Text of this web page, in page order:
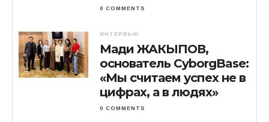
0 COMMENTS
ИНТЕРВЬЮ
Мади ЖАКЫПОВ,
основатель CyborgBase:
«Мы считаем успех не в
цифрах, а в людях»
0 COMMENTS